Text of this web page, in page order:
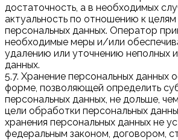
достаточность, а в необходимых
актуальность по отношению к
персональных данных. Оператор
необходимые меры и/или
удалению или уточнению неполных
данных.
5.7. Хранение персональных данных
форме, позволяющей определить
персональных данных, не дольше,
цели обработки персональных
хранения персональных данных не
федеральным законом, договором,